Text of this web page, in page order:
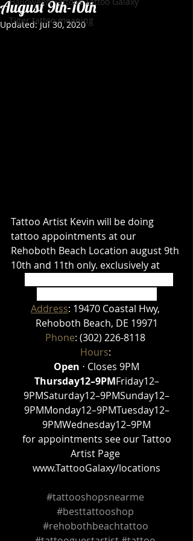
Tiger tattoo meaning
August 9th-10th
Updated:Jul 30, 2020
Tattoo Artist Kevin will be doing
tattoo appointments at our
Rehoboth Beach Location august 9th
10th and 11th only. exclusively at
Address: 19470 Coastal Hwy,
Rehoboth Beach, DE 19971
Phone: (302) 226-8118
Hours:
Open ⋅ Closes 9PM
Thursday12–9PMFriday12–
9PMSaturday12–9PMSunday12–
9PMMonday12–9PMTuesday12–
9PMWednesday12–9PM
Artist Page
www.TattooGalaxy/locations
#tattooshopsnearme
#besttattooshop
#rehobothbeachtattoo